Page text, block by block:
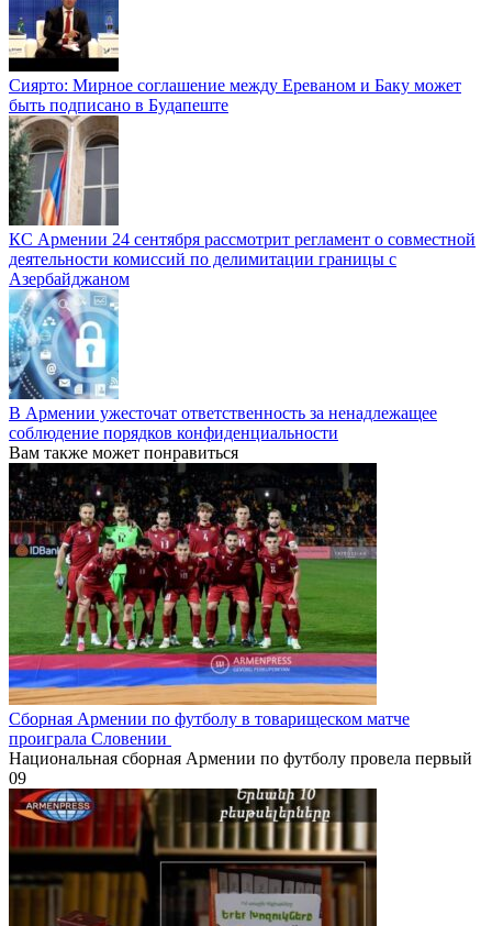
Сиярто: Мирное соглашение между Ереваном и Баку может
быть подписано в Будапеште
КС Армении 24 сентября рассмотрит регламент о совместной
деятельности комиссий по делимитации границы с
Азербайджаном
В Армении ужесточат ответственность за ненадлежащее
соблюдение порядков конфиденциальности
Вам также может понравиться
Сборная Армении по футболу в товарищеском матче
проиграла Словении
Национальная сборная Армении по футболу провела первый
09